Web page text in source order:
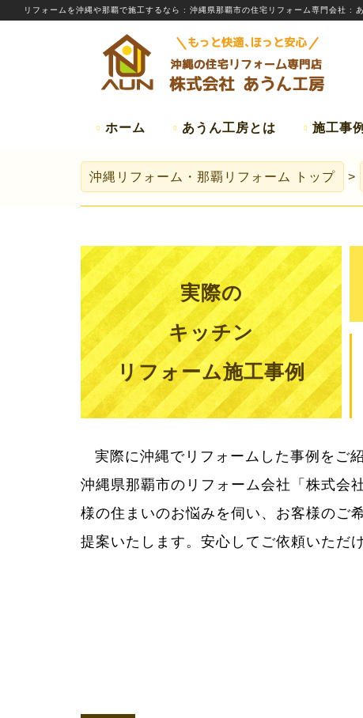
リフォームを沖縄や那覇で施工するなら : 沖縄県那覇市の住宅リフォーム専門会社 :
ホーム あうん工房とは 施工事例
沖縄リフォーム・那覇リフォーム トップ
実際の
キッチン
リフォーム施工事例
実際に沖縄でリフォームした事例をご
沖縄県那覇市のリフォーム会社「株式会
様の住まいのお悩みを伺い、お客様のご
提案いたします。安心してご依頼いただ
用をきちんとお知らせしてご納得いた